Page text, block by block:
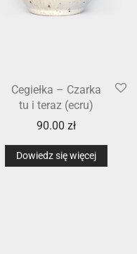
Cegiełka – Czarka
tu i teraz (ecru)
90.00 zł
Dowiedz się więcej